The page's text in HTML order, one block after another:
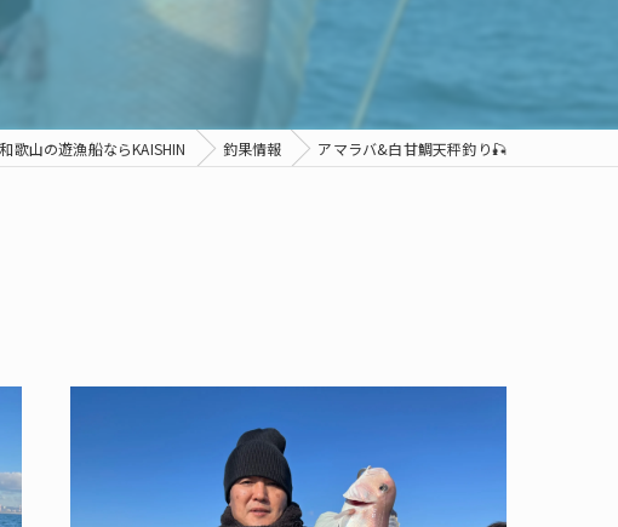
和歌山の遊漁船ならKAISHIN 釣果情報 アマラバ&白甘鯛天秤釣り🎣